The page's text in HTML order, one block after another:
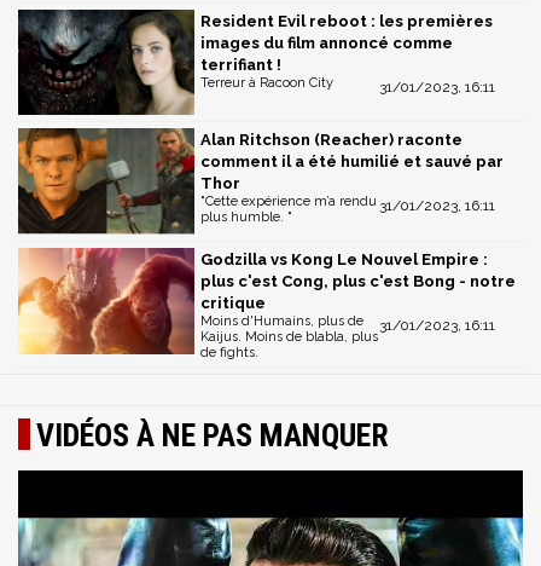
Resident Evil reboot : les premières
images du film annoncé comme
terrifiant !
31/01/2023, 16:11
Terreur à Racoon City
Alan Ritchson (Reacher) raconte
comment il a été humilié et sauvé par
Thor
31/01/2023, 16:11
"Cette expérience m’a rendu
plus humble. "
Godzilla vs Kong Le Nouvel Empire :
plus c'est Cong, plus c'est Bong - notre
critique
31/01/2023, 16:11
Moins d'Humains, plus de
Kaijus. Moins de blabla, plus
de fights.
VIDÉOS À NE PAS MANQUER